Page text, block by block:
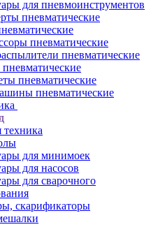
для пневмоинструментов
пневматические
пневматические
пневматические
пневматические
пневматические
техника
для минимоек
для насосов
для сварочного
скарификаторы